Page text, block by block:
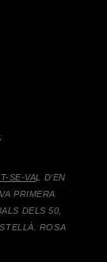
SE-VAL D’EN
PRIMERA
DELS 50,
ROSA